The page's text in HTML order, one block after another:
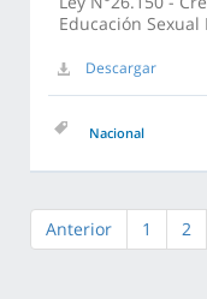
Educación Sexual
Descargar
Nacional
Anterior 1 2